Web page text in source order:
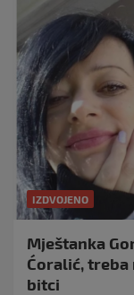
IZDVOJENO
Mještanka
Ćoralić,
bitci